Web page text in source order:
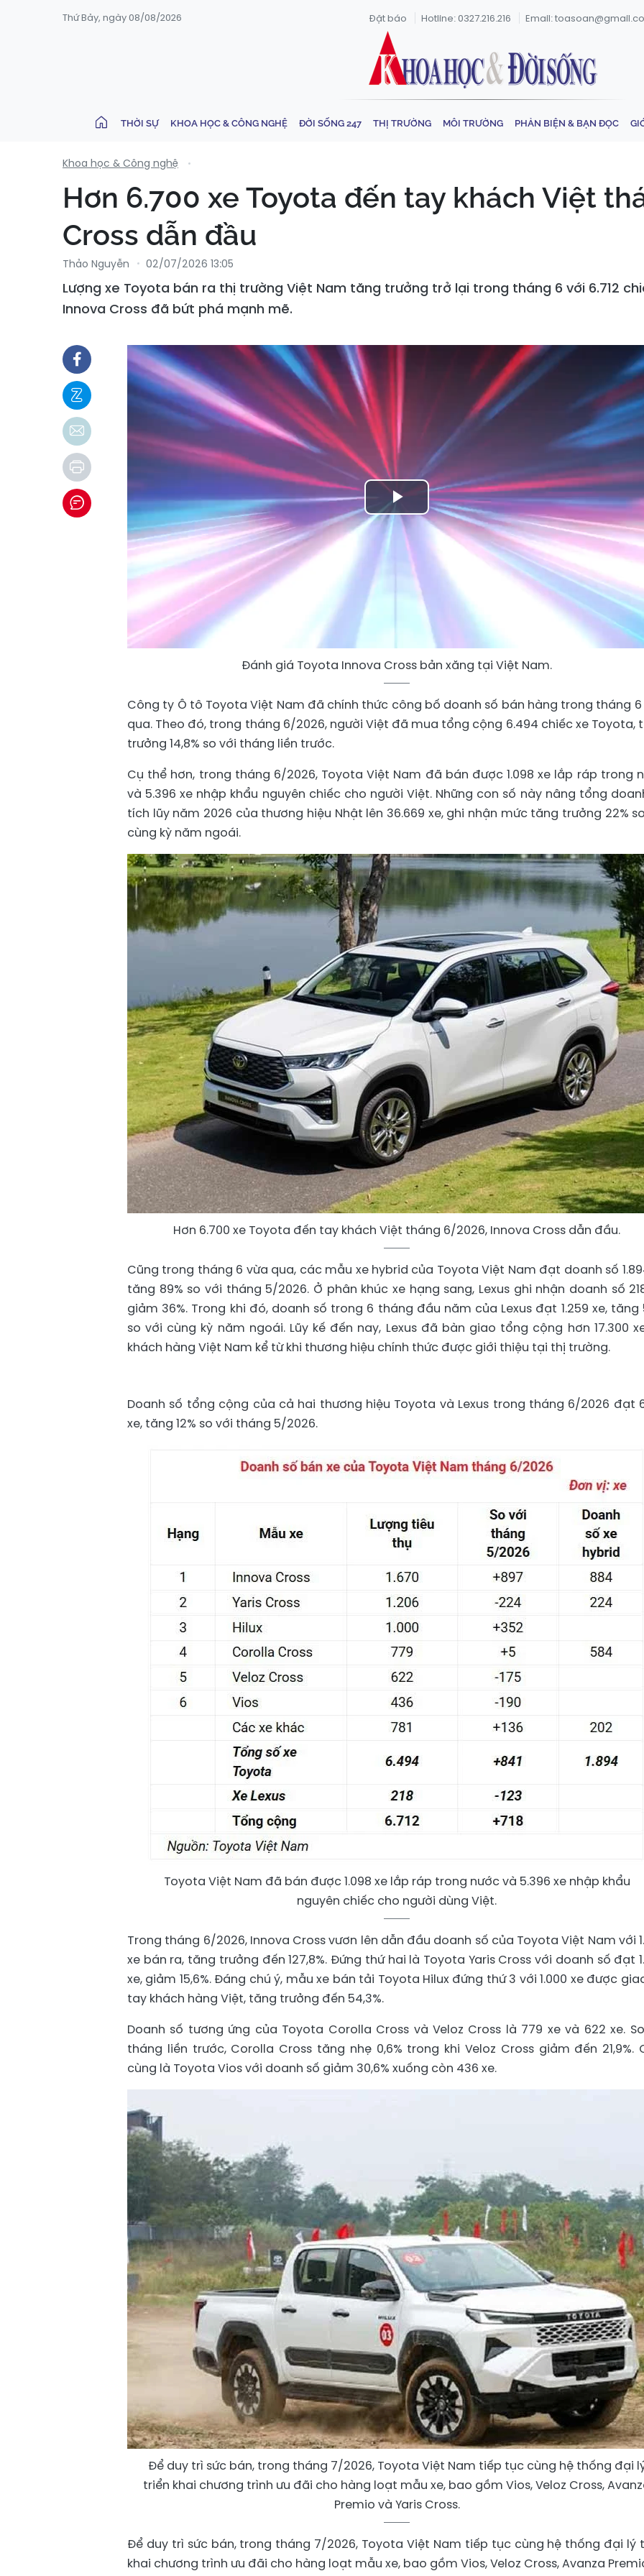
Thứ Bảy, ngày 08/08/2026 Đặt báo Hotline: 0327.216.216 Email:
THỜI SỰ KHOA HỌC & CÔNG NGHỆ ĐỜI SỐNG 247 THỊ TRƯỜNG MÔI TRƯỜNG PHẢN BIỆN & BẠN ĐỌC
Khoa học & Công nghệ
Hơn 6.700 xe Toyota đến tay khách Việt
Cross dẫn đầu
Thảo Nguyễn 02/07/2026 13:05
Lượng xe Toyota bán ra thị trường Việt Nam tăng trưởng trở lại trong tháng 6 với 6.712
Innova Cross đã bứt phá mạnh mẽ.
Play
Video
Đánh giá Toyota Innova Cross bản xăng tại Việt Nam.
Công ty Ô tô Toyota Việt Nam đã chính thức công bố doanh số bán hàng trong tháng
qua. Theo đó, trong tháng 6/2026, người Việt đã mua tổng cộng 6.494 chiếc xe Toyota,
trưởng 14,8% so với tháng liền trước.
Cụ thể hơn, trong tháng 6/2026, Toyota Việt Nam đã bán được 1.098 xe lắp ráp trong
và 5.396 xe nhập khẩu nguyên chiếc cho người Việt. Những con số này nâng tổng
tích lũy năm 2026 của thương hiệu Nhật lên 36.669 xe, ghi nhận mức tăng trưởng 22%
cùng kỳ năm ngoái.
Hơn 6.700 xe Toyota đến tay khách Việt tháng 6/2026, Innova Cross dẫn đầu.
Cũng trong tháng 6 vừa qua, các mẫu xe hybrid của Toyota Việt Nam đạt doanh số
tăng 89% so với tháng 5/2026. Ở phân khúc xe hạng sang, Lexus ghi nhận doanh số
giảm 36%. Trong khi đó, doanh số trong 6 tháng đầu năm của Lexus đạt 1.259 xe, tăng
so với cùng kỳ năm ngoái. Lũy kế đến nay, Lexus đã bàn giao tổng cộng hơn 17.300
khách hàng Việt Nam kể từ khi thương hiệu chính thức được giới thiệu tại thị trường.
Doanh số tổng cộng của cả hai thương hiệu Toyota và Lexus trong tháng 6/2026 đạt
xe, tăng 12% so với tháng 5/2026.
Toyota Việt Nam đã bán được 1.098 xe lắp ráp trong nước và 5.396 xe nhập khẩu
nguyên chiếc cho người dùng Việt.
Trong tháng 6/2026, Innova Cross vươn lên dẫn đầu doanh số của Toyota Việt Nam với
xe bán ra, tăng trưởng đến 127,8%. Đứng thứ hai là Toyota Yaris Cross với doanh số đạt
xe, giảm 15,6%. Đáng chú ý, mẫu xe bán tải Toyota Hilux đứng thứ 3 với 1.000 xe được
tay khách hàng Việt, tăng trưởng đến 54,3%.
Doanh số tương ứng của Toyota Corolla Cross và Veloz Cross là 779 xe và 622 xe.
tháng liền trước, Corolla Cross tăng nhẹ 0,6% trong khi Veloz Cross giảm đến 21,9%.
cùng là Toyota Vios với doanh số giảm 30,6% xuống còn 436 xe.
Để duy trì sức bán, trong tháng 7/2026, Toyota Việt Nam tiếp tục cùng hệ thống đại
triển khai chương trình ưu đãi cho hàng loạt mẫu xe, bao gồm Vios, Veloz Cross,
Premio và Yaris Cross.
Để duy trì sức bán, trong tháng 7/2026, Toyota Việt Nam tiếp tục cùng hệ thống đại lý
khai chương trình ưu đãi cho hàng loạt mẫu xe, bao gồm Vios, Veloz Cross, Avanza